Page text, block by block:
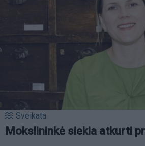
Sveikata
Mokslininkė siekia atkurti